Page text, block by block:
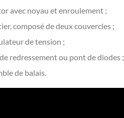
avec noyau et enroulement ;
composé de deux couvercles ;
de tension ;
redressement ou pont de diodes ;
de balais.